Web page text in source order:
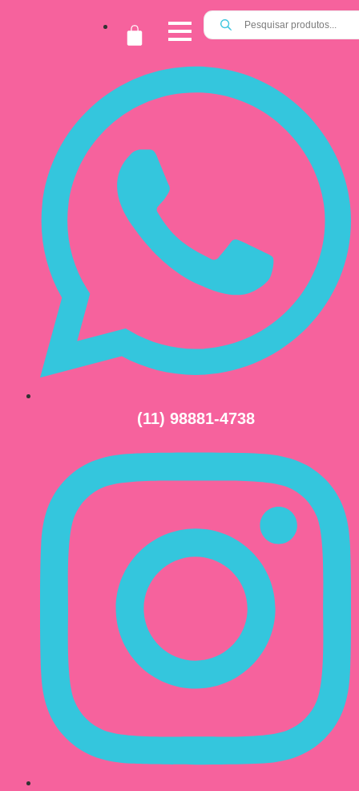
(11) 98881-4738